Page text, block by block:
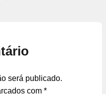
será publicado.
com *